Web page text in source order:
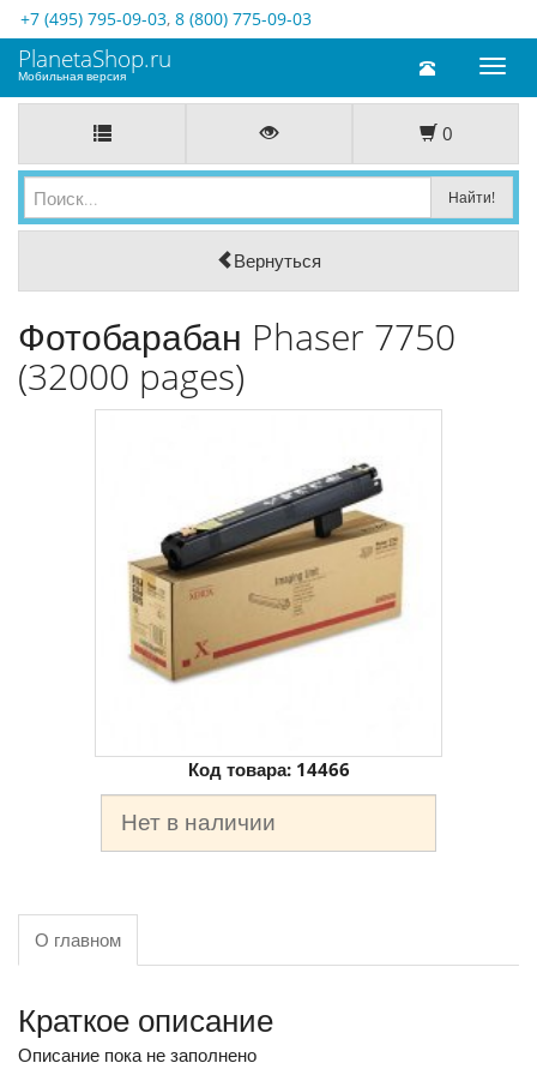
+7 (495) 795-09-03, 8 (800) 775-09-03
Toggle
PlanetaShop.ru
Мобильная версия
0
Вернуться
Фотобарабан Phaser 7750
(32000 pages)
Код товара: 14466
Нет в наличии
О главном
Краткое описание
Описание пока не заполнено